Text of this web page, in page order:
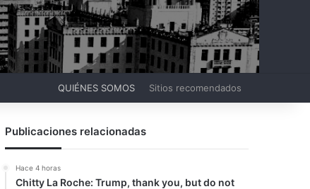
QUIÉNES SOMOS Sitios recomendados
Publicaciones relacionadas
Hace 4 horas
Chitty La Roche: Trump, thank you, but do not